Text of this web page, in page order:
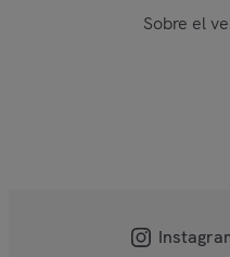
Sobre el